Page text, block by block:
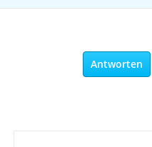
Antworten